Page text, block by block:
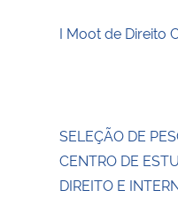
I Moot de Direito
SELEÇÃO DE
CENTRO DE
DIREITO E